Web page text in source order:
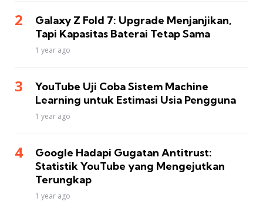
Galaxy Z Fold 7: Upgrade Menjanjikan,
Tapi Kapasitas Baterai Tetap Sama
1 year ago
YouTube Uji Coba Sistem Machine
Learning untuk Estimasi Usia Pengguna
1 year ago
Google Hadapi Gugatan Antitrust:
Statistik YouTube yang Mengejutkan
Terungkap
1 year ago